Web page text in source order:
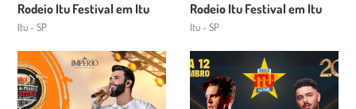
Rodeio Itu Festival em Itu
Itu - SP
Rodeio Itu Festival em Itu
Itu - SP